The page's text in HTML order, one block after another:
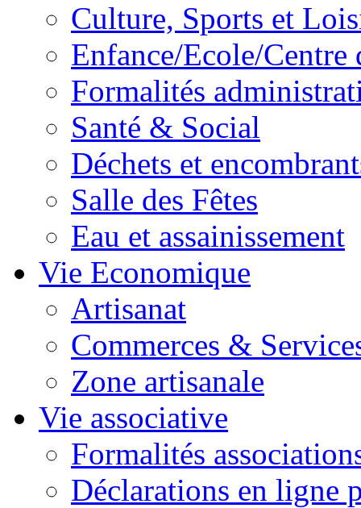
Culture, Sports et
Enfance/Ecole/Centre
Formalités
Santé & Social
Déchets et
Salle des Fêtes
Eau et assainissement
Vie Economique
Artisanat
Commerces &
Zone artisanale
Vie associative
Formalités
Déclarations en ligne